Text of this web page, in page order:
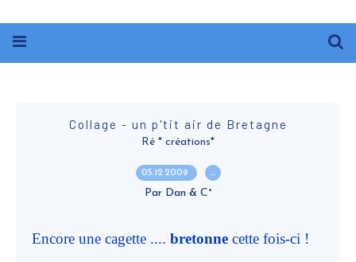
Collage - un p'tit air de Bretagne
Ré * créations*
05.12.2009 …
Par Dan & C°
Encore une cagette .... bretonne cette fois-ci !